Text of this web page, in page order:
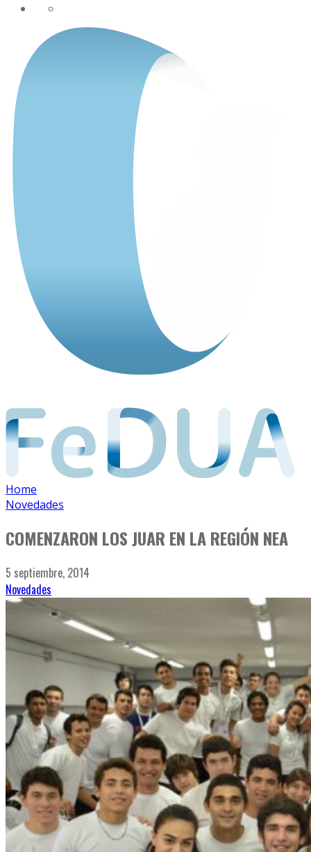
Home
Novedades
COMENZARON LOS JUAR EN LA REGIÓN NEA
5 septiembre, 2014
Novedades